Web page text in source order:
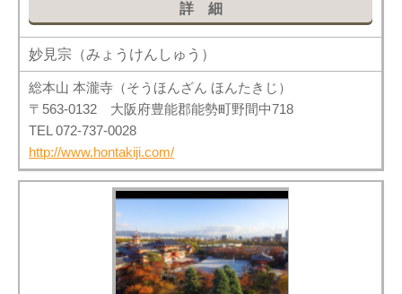
詳細
妙見宗（みょうけんしゅう）
総本山 本瀧寺（そうほんざん ほんたきじ）
〒563-0132 大阪府豊能郡能勢町野間中718
TEL 072-737-0028
http://www.hontakiji.com/